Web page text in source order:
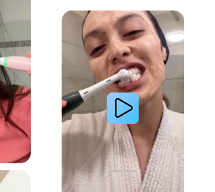
Lire la vidéo : Une jeune femme partage sa
d’une jeune femme avec le système de brosse à dents